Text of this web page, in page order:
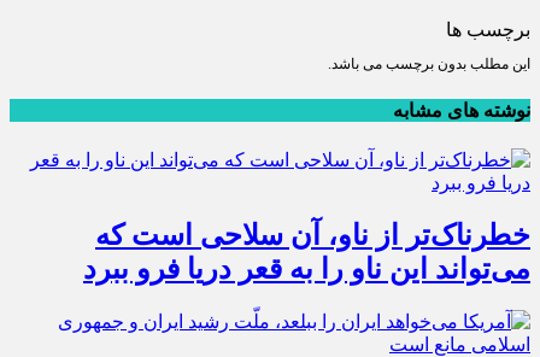
برچسب ها
این مطلب بدون برچسب می باشد.
نوشته های مشابه
خطرناک‌تر از ناو، آن سلاحی است که
می‌تواند این ناو را به قعر دریا فرو ببرد